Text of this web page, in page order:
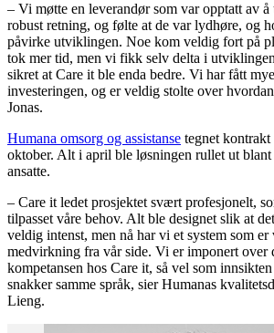
– Vi møtte en leverandør som var opptatt av
robust retning, og følte at de var lydhøre, og
påvirke utviklingen. Noe kom veldig fort på
tok mer tid, men vi fikk selv delta i
sikret at Care it ble enda bedre. Vi har fått
investeringen, og er veldig stolte over
Jonas.
Humana omsorg og assistanse tegnet kontrakt
oktober. Alt i april ble løsningen rullet ut
ansatte.
– Care it ledet prosjektet svært profesjonelt,
tilpasset våre behov. Alt ble designet slik at
veldig intenst, men nå har vi et system som
medvirkning fra vår side. Vi er imponert over
kompetansen hos Care it, så vel som
snakker samme språk, sier Humanas
Lieng.